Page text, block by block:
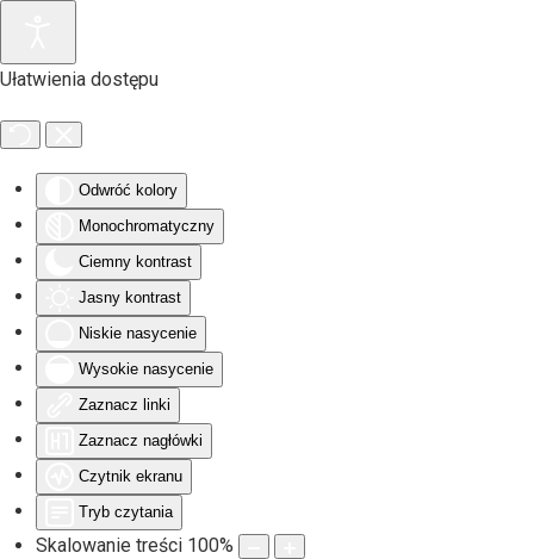
Ułatwienia dostępu
Odwróć kolory
Monochromatyczny
Ciemny kontrast
Jasny kontrast
Niskie nasycenie
Wysokie nasycenie
Zaznacz linki
Zaznacz nagłówki
Czytnik ekranu
Tryb czytania
Skalowanie treści 100%
Przejdź do głównej treści